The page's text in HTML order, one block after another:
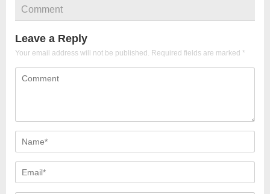
Comment
Leave a Reply
Your email address will not be published. Required fields are marked *